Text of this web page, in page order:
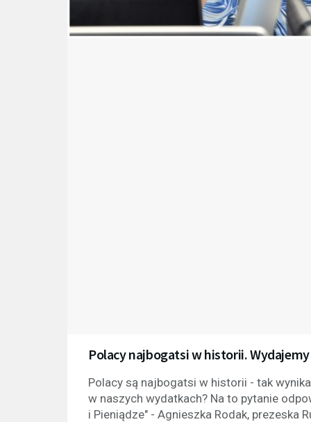
Polacy najbogatsi w historii.
Polacy są najbogatsi w historii - tak
w naszych wydatkach? Na to pytanie
i Pieniądze" - Agnieszka Rodak, prezeska